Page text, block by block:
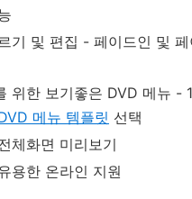
기 및 편집 - 페이드인 및
위한 보기좋은 DVD 메뉴 -
메뉴 템플릿 선택
체화면 미리보기
용한 온라인 지원